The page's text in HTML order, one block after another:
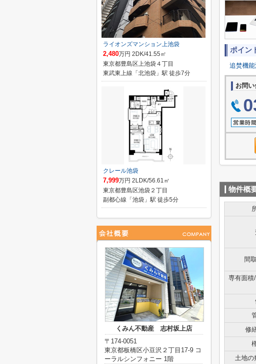
ポイン
追焚機
お問
物件概
間
専有面積
修
土地の
ライオンズマンション上池袋
2,480万円 2DK/41.55㎡
東京都豊島区上池袋４丁目
東武東上線「北池袋」駅 徒歩7分
クレール池袋
7,999万円 2LDK/56.61㎡
東京都豊島区池袋２丁目
副都心線「池袋」駅 徒歩5分
くみん不動産 志村坂上店
〒174-0051
東京都板橋区小豆沢２丁目17-9 コ
ーラルシンフォニー 1階